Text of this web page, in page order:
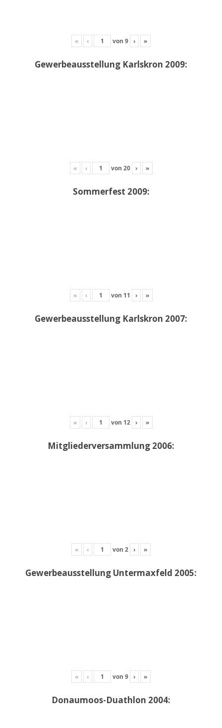
« ‹ von 9 › »
Gewerbeausstellung Karlskron 2009:
« ‹ von 20 › »
Sommerfest 2009:
« ‹ von 11 › »
Gewerbeausstellung Karlskron 2007:
« ‹ von 12 › »
Mitgliederversammlung 2006:
« ‹ von 2 › »
Gewerbeausstellung Untermaxfeld 2005:
« ‹ von 9 › »
Donaumoos-Duathlon 2004: